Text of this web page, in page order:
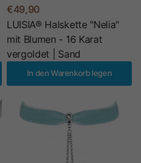
€49,90
LUISIA® Halskette "Nelia"
mit Blumen - 16 Karat
vergoldet | Sand
In den Warenkorb legen